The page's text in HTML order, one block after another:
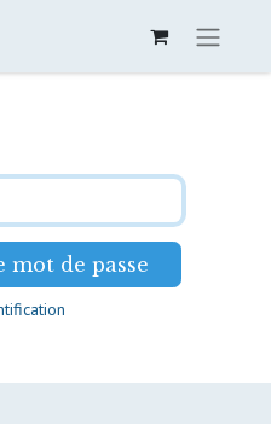
de passe